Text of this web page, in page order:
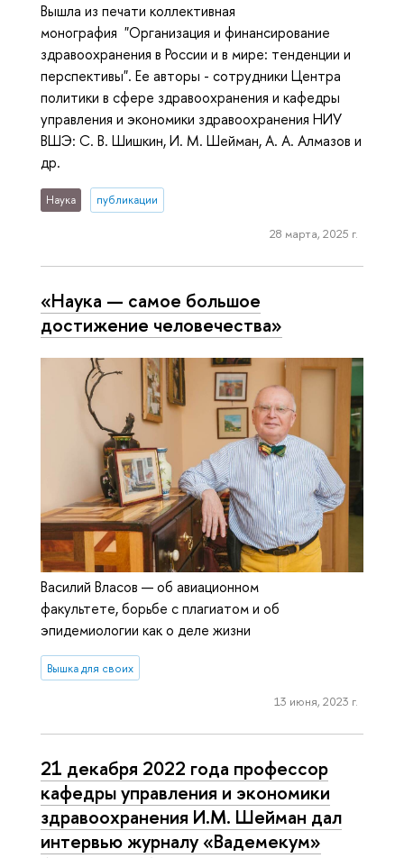
Вышла из печати коллективная
монография "Организация и финансирование
здравоохранения в России и в мире: тенденции и
перспективы". Ее авторы - сотрудники Центра
политики в сфере здравоохранения и кафедры
управления и экономики здравоохранения НИУ
ВШЭ: С. В. Шишкин, И. М. Шейман, А. А. Алмазов и
др.
Наука публикации
28 марта, 2025 г.
«Наука — самое большое
достижение человечества»
Василий Власов — об авиационном
факультете, борьбе с плагиатом и об
эпидемиологии как о деле жизни
Вышка для своих
13 июня, 2023 г.
21 декабря 2022 года профессор
кафедры управления и экономики
здравоохранения И.М. Шейман дал
интервью журналу «Вадемекум»